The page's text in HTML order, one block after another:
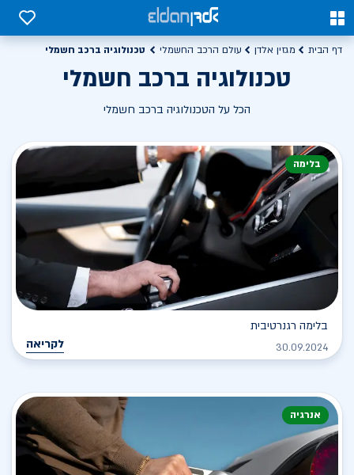
0
0
דף הבית מגזין אלדן עולם הרכב החשמלי טכנולוגיה ברכב חשמלי
טכנולוגיה ברכב חשמלי
הכל על הטכנולוגיה ברכב חשמלי
בלימה
בלימה רגנרטיבית
30.09.2024 לקריאה
אנרגיה